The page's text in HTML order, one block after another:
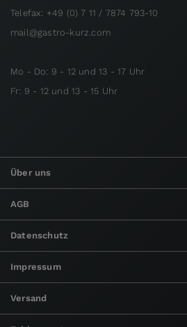
Telefax: +49 (0) 7 11 / 7874 793-10
mail@gastro-kurz.com
Mo - Do: 9 - 12 und 13 - 17 Uhr
Fr: 9 - 12 und 13 - 15 Uhr
Über uns
AGB
Datenschutz
Impressum
Versand